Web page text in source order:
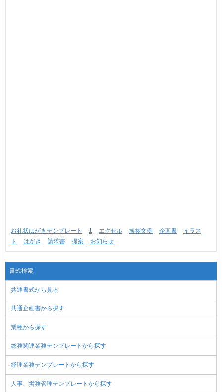
お礼状はがきテンプレート 1 エクセル 挨拶文例 企画書
イラス
ト
はがき 請求書 提案 お知らせ
書式検索
共通書式から見る
共通企画書から探す
業種から探す
総務関連業務テンプレートから探す
経理業務テンプレートから探す
人事、労務管理テンプレートから探す